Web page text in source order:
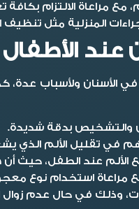
الالتزام بكافة
المنزلية مثل تنظيف
4 سنوات؟
والتشخيص بدقة شديدة.
في تقليل الألم الذي
عند الطفل، حيث أن
مراعاة استخدام نوع
وذلك في حال عدم زوال